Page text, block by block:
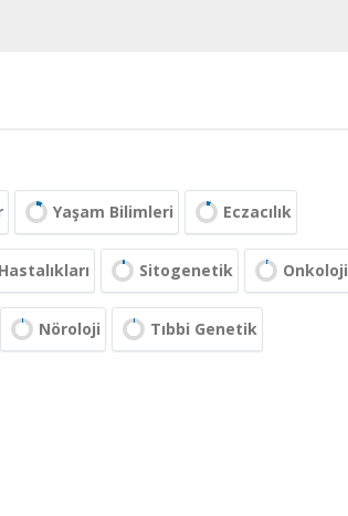
Yaşam Bilimleri Eczacılık
Sitogenetik Onkoloji
Nöroloji Tıbbi Genetik